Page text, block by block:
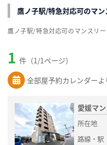
鷹ノ子駅/特急対応可のマ
1 件（1/1ページ）
全部屋予約カレンダーよ
愛媛マ
所在地
路線・駅